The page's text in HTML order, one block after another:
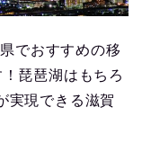
でおすすめの移
琵琶湖はもちろ
実現できる滋賀